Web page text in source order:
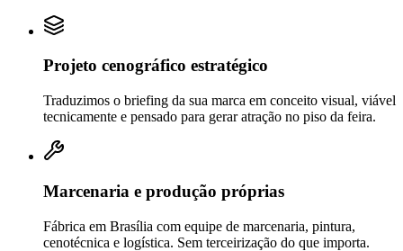
Projeto cenográfico estratégico
Traduzimos o briefing da sua marca em conceito visual, viável
tecnicamente e pensado para gerar atração no piso da feira.
Marcenaria e produção próprias
Fábrica em Brasília com equipe de marcenaria, pintura,
cenotécnica e logística. Sem terceirização do que importa.